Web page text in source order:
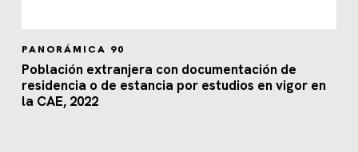
PANORÁMICA 90
Población extranjera con documentación de
residencia o de estancia por estudios en vigor en
la CAE, 2022